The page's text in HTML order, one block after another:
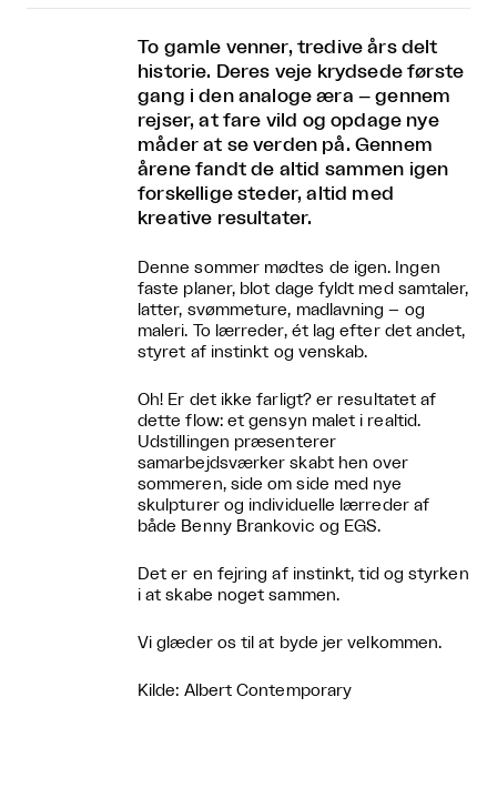
To gamle venner, tredive års delt
historie. Deres veje krydsede første
gang i den analoge æra – gennem
rejser, at fare vild og opdage nye
måder at se verden på. Gennem
årene fandt de altid sammen igen
forskellige steder, altid med
kreative resultater.
Denne sommer mødtes de igen. Ingen
faste planer, blot dage fyldt med samtaler,
latter, svømmeture, madlavning – og
maleri. To lærreder, ét lag efter det andet,
styret af instinkt og venskab.
Oh! Er det ikke farligt? er resultatet af
dette flow: et gensyn malet i realtid.
Udstillingen præsenterer
samarbejdsværker skabt hen over
sommeren, side om side med nye
skulpturer og individuelle lærreder af
både Benny Brankovic og EGS.
Det er en fejring af instinkt, tid og styrken
i at skabe noget sammen.
Vi glæder os til at byde jer velkommen.
Kilde: Albert Contemporary